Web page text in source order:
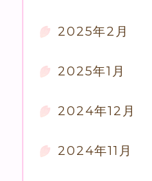
2025年2月
2025年1月
2024年12月
2024年11月